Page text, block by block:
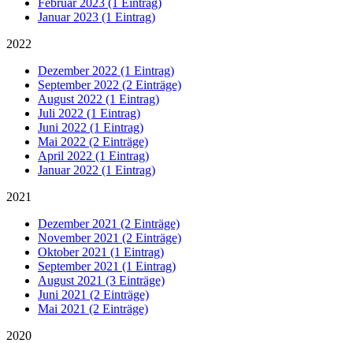
Januar 2023 (1 Eintrag)
2022
Dezember 2022 (1 Eintrag)
September 2022 (2 Einträge)
August 2022 (1 Eintrag)
Juli 2022 (1 Eintrag)
Juni 2022 (1 Eintrag)
Mai 2022 (2 Einträge)
April 2022 (1 Eintrag)
Januar 2022 (1 Eintrag)
2021
Dezember 2021 (2 Einträge)
November 2021 (2 Einträge)
Oktober 2021 (1 Eintrag)
September 2021 (1 Eintrag)
August 2021 (3 Einträge)
Juni 2021 (2 Einträge)
Mai 2021 (2 Einträge)
2020